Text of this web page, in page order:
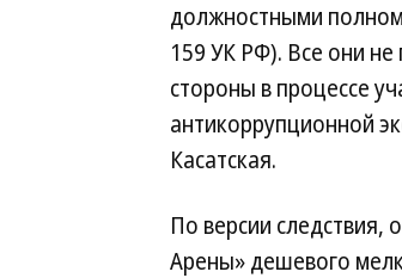
должностными
159 УК РФ). Все они не
стороны в процессе
антикоррупционной
Касатская.
По версии следствия,
Арены» дешевого